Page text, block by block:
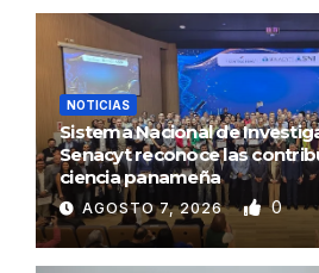
NOTICIAS
Sistema Nacional de
Senacyt reconoce las
ciencia panameña
AGOSTO 7, 2026 0